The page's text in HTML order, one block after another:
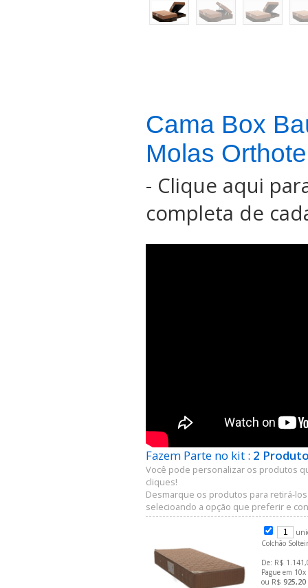
Cama Box
Molas
- Clique aqui
completa de
Fazem Parte no kit : 2
Você pode personalizar os produtos
cliques!
Desmarque os produtos para retirá-
selecioando a opção que preferir e
Colchão
De: R$
Pague em
ou R$ 925,20